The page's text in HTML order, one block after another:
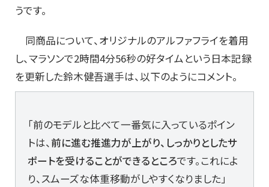
うです。
同商品について、オリジナルのアルファフライを着用
し、マラソンで2時間4分56秒の好タイムという日本記録
を更新した鈴木健吾選手は、以下のようにコメント。
「前のモデルと比べて一番気に入っているポイン
トは、前に進む推進力が上がり、しっかりとしたサ
ポートを受けることができるところです。これによ
り、スムーズな体重移動がしやすくなりました」